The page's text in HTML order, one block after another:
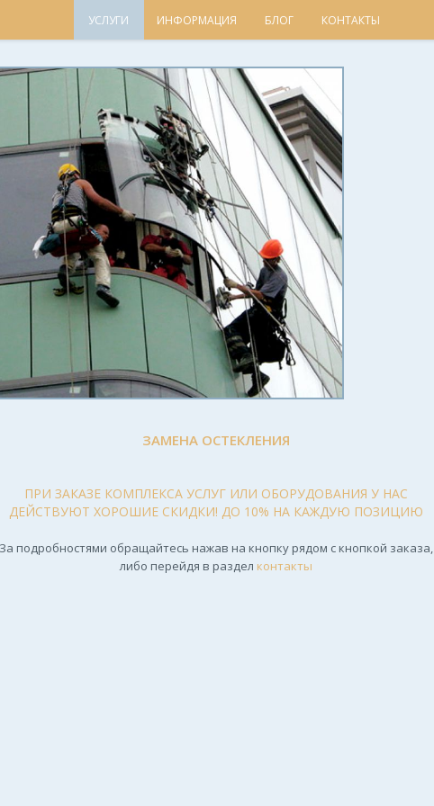
УСЛУГИ ИНФОРМАЦИЯ БЛОГ КОНТАКТЫ
ЗАМЕНА ОСТЕКЛЕНИЯ
ПРИ ЗАКАЗЕ КОМПЛЕКСА УСЛУГ ИЛИ ОБОРУДОВАНИЯ У НАС
ДЕЙСТВУЮТ ХОРОШИЕ СКИДКИ! ДО 10% НА КАЖДУЮ ПОЗИЦИЮ
За подробностями обращайтесь нажав на кнопку рядом с кнопкой заказа,
либо перейдя в раздел контакты